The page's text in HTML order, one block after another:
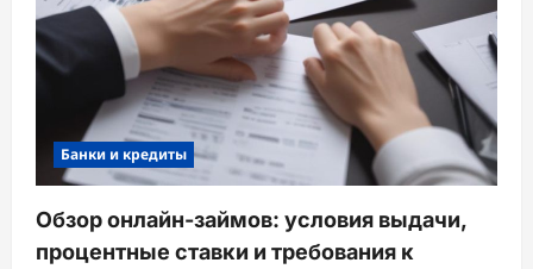
Банки и кредиты
Обзор онлайн-займов: условия выдачи,
процентные ставки и требования к